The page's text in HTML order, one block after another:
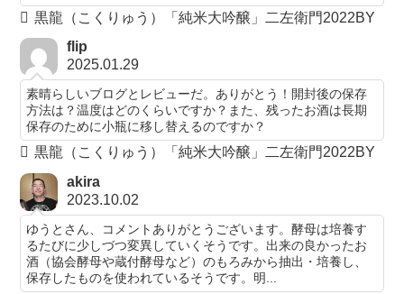
黒龍（こくりゅう）「純米大吟醸」二左衛門2022BY
flip
2025.01.29
素晴らしいブログとレビューだ。ありがとう！開封後の保存
方法は？温度はどのくらいですか？また、残ったお酒は長期
保存のために小瓶に移し替えるのですか？
黒龍（こくりゅう）「純米大吟醸」二左衛門2022BY
akira
2023.10.02
ゆうとさん、コメントありがとうございます。酵母は培養す
るたびに少しづつ変異していくそうです。出来の良かったお
酒（協会酵母や蔵付酵母など）のもろみから抽出・培養し、
保存したものを使われているそうです。明...